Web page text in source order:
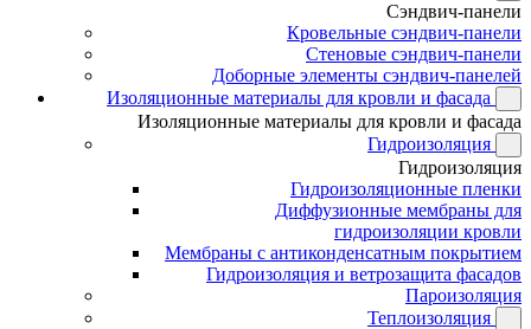
Сэндвич-панели
Кровельные сэндвич-панели
Стеновые сэндвич-панели
Доборные элементы сэндвич-панелей
Изоляционные материалы для кровли и фасада
Изоляционные материалы для кровли и фасада
Гидроизоляция
Гидроизоляция
Гидроизоляционные пленки
Диффузионные мембраны для
гидроизоляции кровли
Мембраны с антиконденсатным покрытием
Гидроизоляция и ветрозащита фасадов
Пароизоляция
Теплоизоляция